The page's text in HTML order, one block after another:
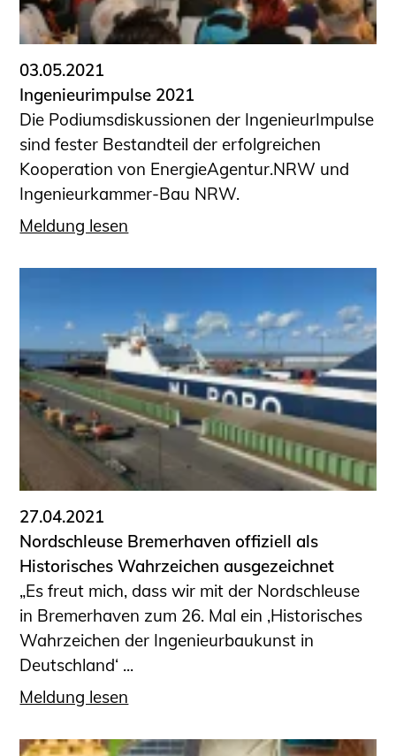
Informationen für Fortbildungsträger
Anträge, Anzeigen, Formulare
Fortbildung/Seminare
Informationen für Ingenieurinnen
und Ingenieure
Recht
Planungswettbewerbe
Publikationen
Stellenbörse
Sachverständige
Prüfsachverständige
Qualifizierte Tragwerksplaner/-innen
Bauvorlageberechtigte
Sachkundige für Zustands- und
Funktionsprüfung privater
Abwasserleitungen
Vereinbarungen mit
Ingenieurkammern
Büronachfolge
Zusatzqualifikationen
Geschützter Bereich
Informationen für Auftraggeber und
Verbraucher
Ingenieursuche (Mitglieder der IK-Bau
NRW)
Bauherren-ABC
03.05.2021
Ingenieurimpulse 2021
Die Podiumsdiskussionen der IngenieurImpulse
sind fester Bestandteil der erfolgreichen
Kooperation von EnergieAgentur.NRW und
Ingenieurkammer-Bau NRW.
Meldung lesen
27.04.2021
Nordschleuse Bremerhaven offiziell als
Historisches Wahrzeichen ausgezeichnet
„Es freut mich, dass wir mit der Nordschleuse
in Bremerhaven zum 26. Mal ein ‚Historisches
Wahrzeichen der Ingenieurbaukunst in
Deutschland‘ ...
Meldung lesen